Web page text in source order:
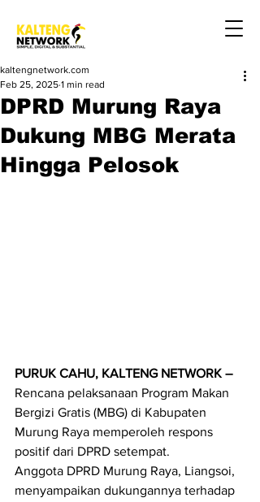
DPRD Murung Raya
Dukung MBG Merata
Hingga Pelosok
kaltengnetwork.com
Feb 25, 2025 1 min read
PURUK CAHU, KALTENG NETWORK –
Rencana pelaksanaan Program Makan
Bergizi Gratis (MBG) di Kabupaten
Murung Raya memperoleh respons
positif dari DPRD setempat.
Anggota DPRD Murung Raya, Liangsoi,
menyampaikan dukungannya terhadap